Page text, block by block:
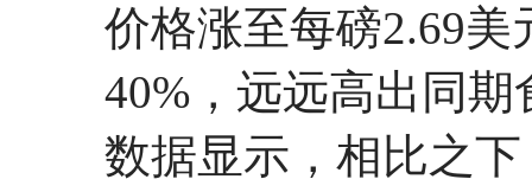
价格涨至每磅2.69
40%，远远高出同
数据显示，相比之